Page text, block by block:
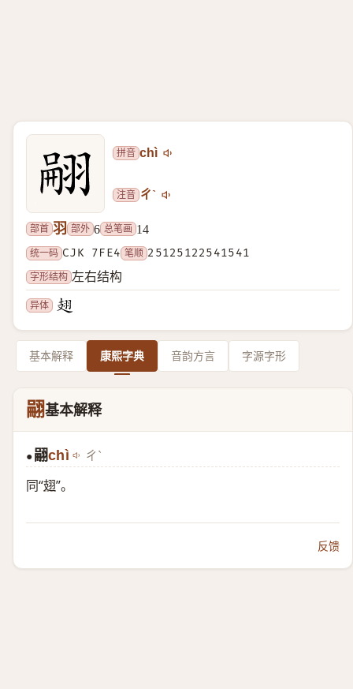
拼音 chì
注音 ㄔˋ
部首 羽 部外 6 总笔画 14
统一码 CJK 7FE4 笔顺 25125122541541
字形结构 左右结构
异体
基本解释 康熙字典 音韵方言 字源字形
翤基本解释
● 翤chì ㄔˋ
同“翅”。
反馈